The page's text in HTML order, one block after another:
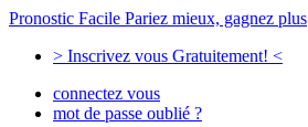
Pronostic Facile Pariez mieux, gagnez plus
> Inscrivez vous Gratuitement! <
connectez vous
mot de passe oublié ?